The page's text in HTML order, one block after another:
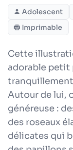
Adolescent
Imprimable
Cette
adorable petit
Autour de lui,
généreuse :
des roseaux
délicates qui